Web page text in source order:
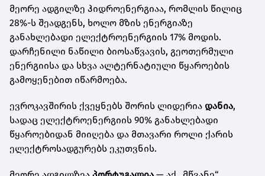
მეორე ადგილზე ჰიდროენერგიაა, რომლის წილიც
28%-ს შეადგენს, ხოლო მზის ენერგიაზე
განახლებადი ელექტროენერგიის 17% მოდის.
დარჩენილი ნაწილი ბიოსაწვავის, გეოთერმული
ენერგიისა და სხვა ალტერნატიული წყაროების
გამოყენებით იწარმოება.
ევროკავშირის ქვეყნებს შორის ლიდერია დანია,
სადაც ელექტროენერგიის 90% განახლებადი
წყაროებიდან მიიღება და მთავარი როლი ქარის
ელექტროსადგურებს ეკუთვნის.